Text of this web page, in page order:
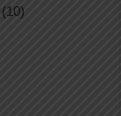
(10)